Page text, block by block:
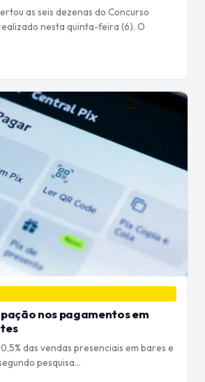
as seis dezenas do Concurso
nesta quinta-feira (6). O
nos pagamentos em
das vendas presenciais em bares e
pesquisa…